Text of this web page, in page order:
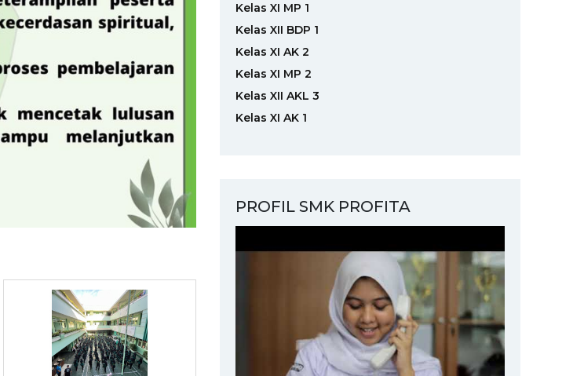
Kelas XI MP 1
Kelas XII BDP 1
Kelas XI AK 2
Kelas XI MP 2
Kelas XII AKL 3
Kelas XI AK 1
PROFIL SMK PROFITA